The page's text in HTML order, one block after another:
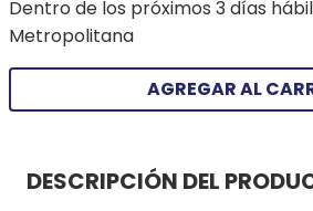
Dentro de los próximos 3 días
Metropolitana
AGREGAR AL
DESCRIPCIÓN DEL